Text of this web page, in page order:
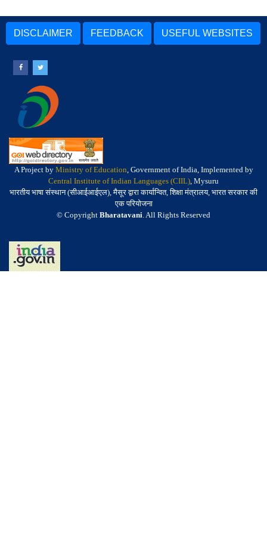
DISCLAIMER FEEDBACK USEFUL WEBSITES
A Project by Ministry of Education, Government of India, Implemented by
Central Institute of Indian Languages (CIIL), Mysuru
भारतीय भाषा संस्थान (सीआईआईएल), मैसूर द्वारा कार्यान्वित, शिक्षा मंत्रालय, भारत सरकार की
एक परियोजना
© Copyright Bharatavani. All Rights Reserved